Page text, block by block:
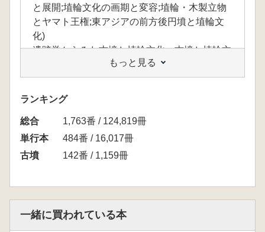
と展開;埴輪文化の画期と変容;埴輪・木製立物
とヤマト王権;東アジアの前方後円墳と埴輪文
化)
遺跡学からみた古墳と埴輪文化―古墳と埴輪文
もっと見る
ランキング
総合
1,763番 / 124,819冊
単行本
484番 / 16,017冊
古墳
142番 / 1,159冊
一緒に買われている本